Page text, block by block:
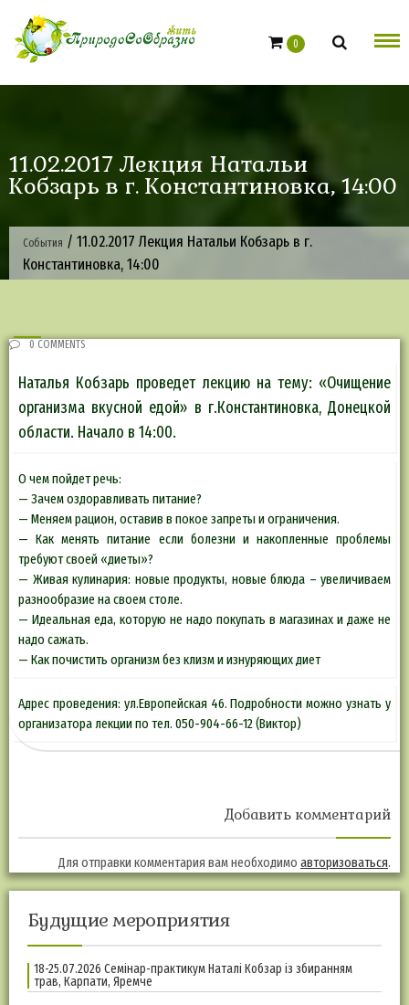
content
0
11.02.2017 Лекция Натальи
Кобзарь в г. Константиновка, 14:00
События / 11.02.2017 Лекция Натальи Кобзарь в г.
Константиновка, 14:00
0 COMMENTS
Наталья Кобзарь проведет лекцию на тему: «Очищение
организма вкусной едой» в г.Константиновка, Донецкой
области. Начало в 14:00.
О чем пойдет речь:
— Зачем оздоравливать питание?
— Меняем рацион, оставив в покое запреты и ограничения.
— Как менять питание если болезни и накопленные проблемы
требуют своей «диеты»?
— Живая кулинария: новые продукты, новые блюда – увеличиваем
разнообразие на своем столе.
— Идеальная еда, которую не надо покупать в магазинах и даже не
надо сажать.
— Как почистить организм без клизм и изнуряющих диет
Адрес проведения: ул.Европейская 46. Подробности можно узнать у
организатора лекции по тел. 050-904-66-12 (Виктор)
Добавить комментарий
Для отправки комментария вам необходимо авторизоваться.
Будущие мероприятия
18-25.07.2026 Семінар-практикум Наталі Кобзар із збиранням
трав, Карпати, Яремче